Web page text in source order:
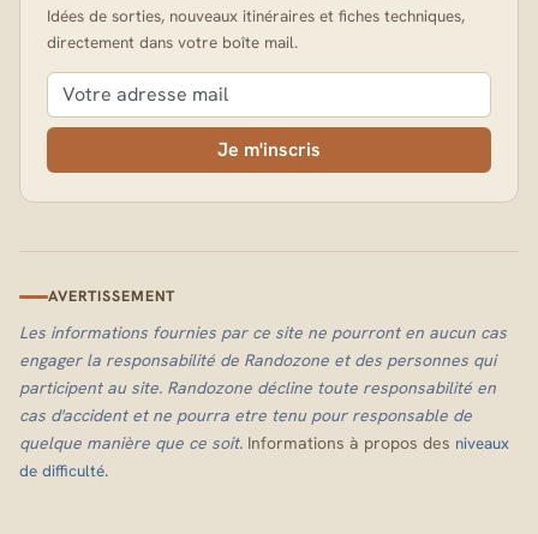
Idées de sorties, nouveaux itinéraires et fiches techniques,
directement dans votre boîte mail.
Je m'inscris
AVERTISSEMENT
Les informations fournies par ce site ne pourront en aucun cas
engager la responsabilité de Randozone et des personnes qui
participent au site. Randozone décline toute responsabilité en
cas d'accident et ne pourra etre tenu pour responsable de
quelque manière que ce soit. Informations à propos des niveaux
de difficulté.